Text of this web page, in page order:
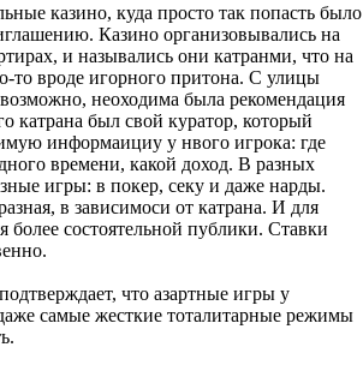
казино, куда просто так попасть было
Казино организовывались на
и назывались они катранми, что на
то вроде игорного притона. С улицы
неоходима была рекомендация
катрана был свой куратор, который
информаициу у нвого игрока: где
времени, какой доход. В разных
игры: в покер, секу и даже нарды.
в зависимоси от катрана. И для
более состоятельной публики. Ставки
что азартные игры у
самые жесткие тоталитарные режимы